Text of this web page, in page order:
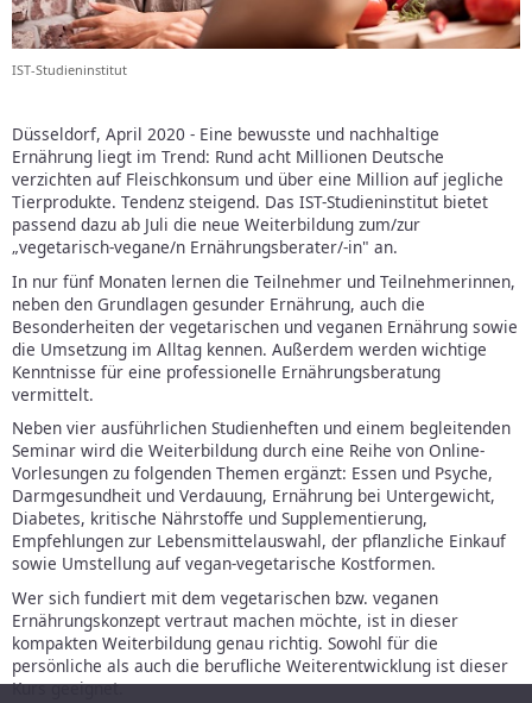
IST-Studieninstitut
Düsseldorf, April 2020 - Eine bewusste und nachhaltige
Ernährung liegt im Trend: Rund acht Millionen Deutsche
verzichten auf Fleischkonsum und über eine Million auf jegliche
Tierprodukte. Tendenz steigend. Das IST-Studieninstitut bietet
passend dazu ab Juli die neue Weiterbildung zum/zur
„vegetarisch-vegane/n Ernährungsberater/-in" an.
In nur fünf Monaten lernen die Teilnehmer und Teilnehmerinnen,
neben den Grundlagen gesunder Ernährung, auch die
Besonderheiten der vegetarischen und veganen Ernährung sowie
die Umsetzung im Alltag kennen. Außerdem werden wichtige
Kenntnisse für eine professionelle Ernährungsberatung
vermittelt.
Neben vier ausführlichen Studienheften und einem begleitenden
Seminar wird die Weiterbildung durch eine Reihe von Online-
Vorlesungen zu folgenden Themen ergänzt: Essen und Psyche,
Darmgesundheit und Verdauung, Ernährung bei Untergewicht,
Diabetes, kritische Nährstoffe und Supplementierung,
Empfehlungen zur Lebensmittelauswahl, der pflanzliche Einkauf
sowie Umstellung auf vegan-vegetarische Kostformen.
Wer sich fundiert mit dem vegetarischen bzw. veganen
Ernährungskonzept vertraut machen möchte, ist in dieser
kompakten Weiterbildung genau richtig. Sowohl für die
persönliche als auch die berufliche Weiterentwicklung ist dieser
Kurs geeignet.